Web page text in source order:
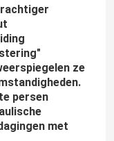
ze
persen
met